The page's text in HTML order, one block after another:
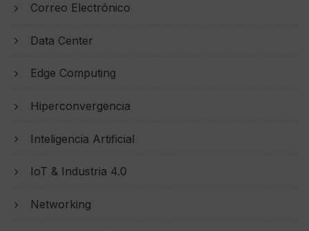
Correo Electrónico
Data Center
Edge Computing
Hiperconvergencia
Inteligencia Artificial
IoT & Industria 4.0
Networking